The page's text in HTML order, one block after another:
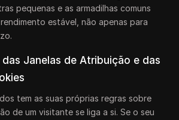
pequenas e as armadilhas comuns
estável, não apenas para
Janelas de Atribuição e das
tem as suas próprias regras sobre
de um visitante se liga a si. Se o seu